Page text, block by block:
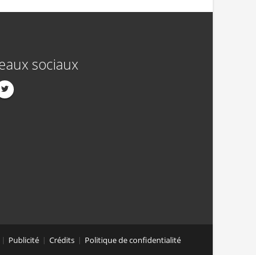
sociaux
Publicité Crédits Politique de confidentialité